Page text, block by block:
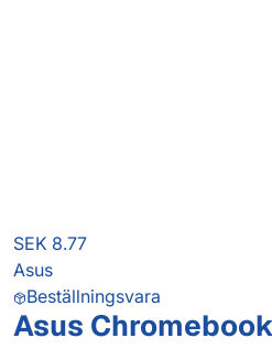
SEK 8.77
Asus
Beställningsvara
Asus